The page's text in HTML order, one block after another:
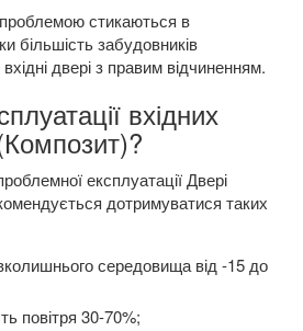
стикаються в
більшість забудовників
двері з правим відчиненням.
вхідних
експлуатації Двері
дотримуватися таких
середовища від -15 до
повітря 30-70%;